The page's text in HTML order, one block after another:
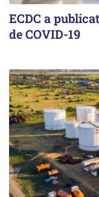
ECDC a
de COVID-19